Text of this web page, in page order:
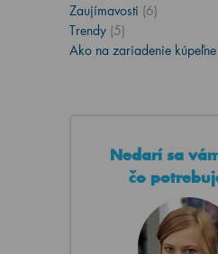
Zaujímavosti (6)
Trendy (5)
Ako na zariadenie kúpeľne
Nedarí sa
čo